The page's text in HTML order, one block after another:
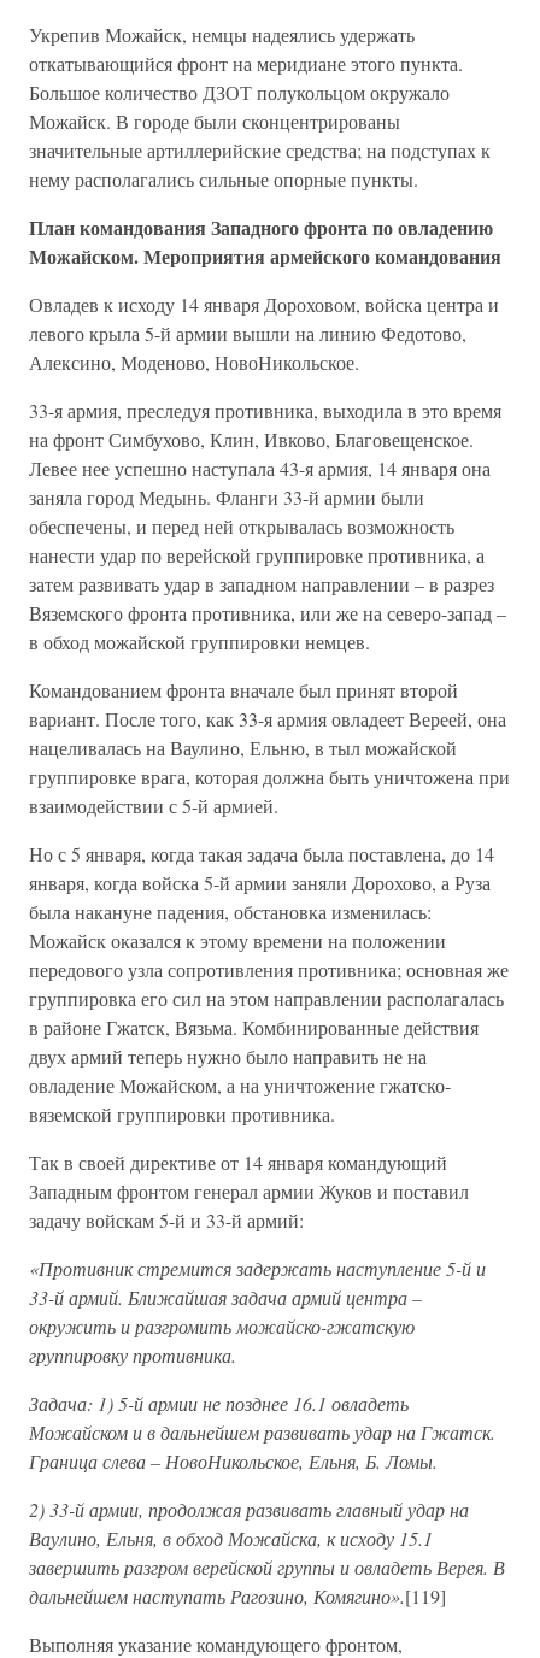
Укрепив Можайск, немцы надеялись удержать
откатывающийся фронт на меридиане этого пункта.
Большое количество ДЗОТ полукольцом окружало
Можайск. В городе были сконцентрированы
значительные артиллерийские средства; на подступах к
нему располагались сильные опорные пункты.
План командования Западного фронта по овладению
Можайском. Мероприятия армейского командования
Овладев к исходу 14 января Дороховом, войска центра и
левого крыла 5-й армии вышли на линию Федотово,
Алексино, Моденово, НовоНикольское.
33-я армия, преследуя противника, выходила в это время
на фронт Симбухово, Клин, Ивково, Благовещенское.
Левее нее успешно наступала 43-я армия, 14 января она
заняла город Медынь. Фланги 33-й армии были
обеспечены, и перед ней открывалась возможность
нанести удар по верейской группировке противника, а
затем развивать удар в западном направлении – в разрез
Вяземского фронта противника, или же на северо-запад –
в обход можайской группировки немцев.
Командованием фронта вначале был принят второй
вариант. После того, как 33-я армия овладеет Вереей, она
нацеливалась на Ваулино, Ельню, в тыл можайской
группировке врага, которая должна быть уничтожена при
взаимодействии с 5-й армией.
Но с 5 января, когда такая задача была поставлена, до 14
января, когда войска 5-й армии заняли Дорохово, а Руза
была накануне падения, обстановка изменилась:
Можайск оказался к этому времени на положении
передового узла сопротивления противника; основная же
группировка его сил на этом направлении располагалась
в районе Гжатск, Вязьма. Комбинированные действия
двух армий теперь нужно было направить не на
овладение Можайском, а на уничтожение гжатско-
вяземской группировки противника.
Так в своей директиве от 14 января командующий
Западным фронтом генерал армии Жуков и поставил
задачу войскам 5-й и 33-й армий:
«Противник стремится задержать наступление 5-й и
33-й армий. Ближайшая задача армий центра –
окружить и разгромить можайско-гжатскую
группировку противника.
Задача: 1) 5-й армии не позднее 16.1 овладеть
Можайском и в дальнейшем развивать удар на Гжатск.
Граница слева – НовоНикольское, Ельня, Б. Ломы.
2) 33-й армии, продолжая развивать главный удар на
Ваулино, Ельня, в обход Можайска, к исходу 15.1
завершить разгром верейской группы и овладеть Верея. В
дальнейшем наступать Рагозино, Комягино».[119]
Выполняя указание командующего фронтом,